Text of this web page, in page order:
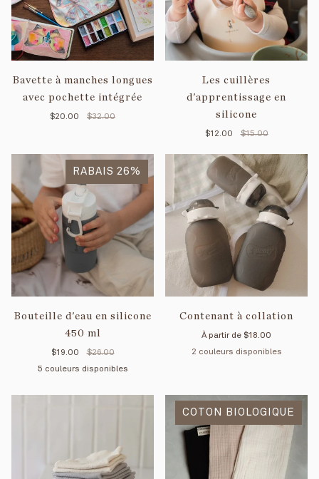
Bavette à manches longues
avec pochette intégrée
$20.00 $32.00
Les cuillères
d'apprentissage en
silicone
$12.00 $15.00
RABAIS 26%
Bouteille d'eau en silicone
450 ml
$19.00 $26.00
5 couleurs disponibles
Bleu BlancVert MauveVieux
Contenant à collation
À partir de $18.00
2 couleurs disponibles
COTON BIOLOGIQUE